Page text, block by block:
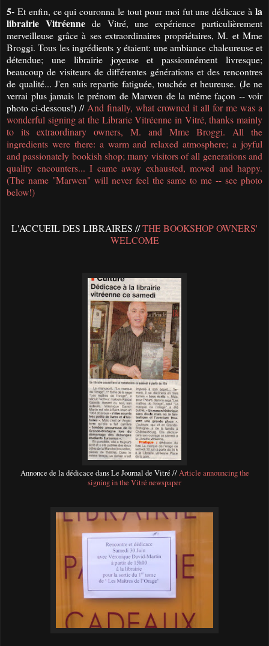
5- Et enfin, ce qui couronna le tout pour moi fut une dédicace à la
librairie Vitréennede Vitré, une expérience particulièrement
merveilleuse grâce à ses extraordinaires propriétaires, M. et Mme
Broggi. Tous les ingrédients y étaient: une ambiance chaleureuse et
détendue; une librairie joyeuse et passionnément livresque;
beaucoup de visiteurs de différentes générations et des rencontres
de qualité... J'en suis repartie fatiguée, touchée et heureuse. (Je ne
verrai plus jamais le prénom de Marwen de la même façon -- voir
photo ci-dessous!) // And finally, what crowned it all for me was a
wonderful signing at the Librarie Vitréenne in Vitré,thanks mainly
to its extraordinary owners, M. and Mme Broggi. All the
ingredients were there: a warm and relaxed atmosphere; a joyful
and passionately bookish shop; many visitors of all generations and
quality encounters... I came away exhausted, moved and happy.
(The name "Marwen" will never feel the same to me -- see photo
below!)
L'ACCUEIL DES LIBRAIRES //THE BOOKSHOP OWNERS'
WELCOME
Annonce de la dédicace dans Le Journal de Vitré //Article announcing the
signing in the Vitré newspaper